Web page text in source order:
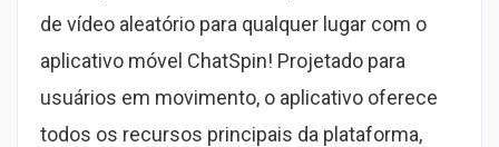
de vídeo aleatório para qualquer lugar com o
aplicativo móvel ChatSpin! Projetado para
usuários em movimento, o aplicativo oferece
todos os recursos principais da plataforma,